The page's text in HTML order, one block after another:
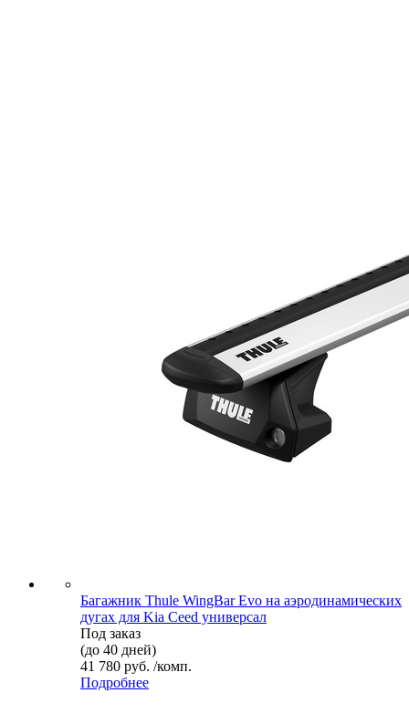
Багажник Thule WingBar Evo на аэродинамических
дугах для Kia Ceed универсал
Под заказ
(до 40 дней)
41 780 руб. /комп.
Подробнее